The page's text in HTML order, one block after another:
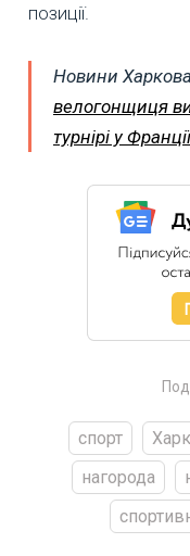
позиції.
Новини
велогонщиця
турнірі у Франції
спорт
нагорода